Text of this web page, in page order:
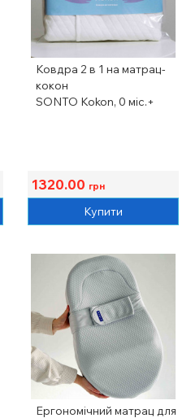
Ковдра 2 в 1 на матрац-
кокон
SONTO Kokon, 0 міс.+
1320.00 грн
Купити
Ергономічний матрац для